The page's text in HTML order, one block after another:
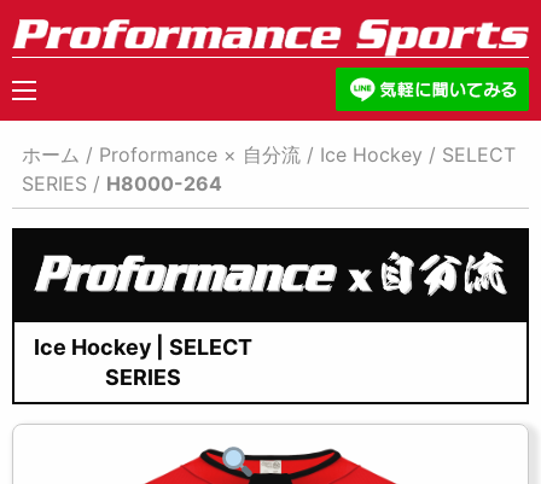
ホーム / Proformance × 自分流 / Ice Hockey / SELECT
SERIES / H8000-264
Ice Hockey | SELECT
SERIES